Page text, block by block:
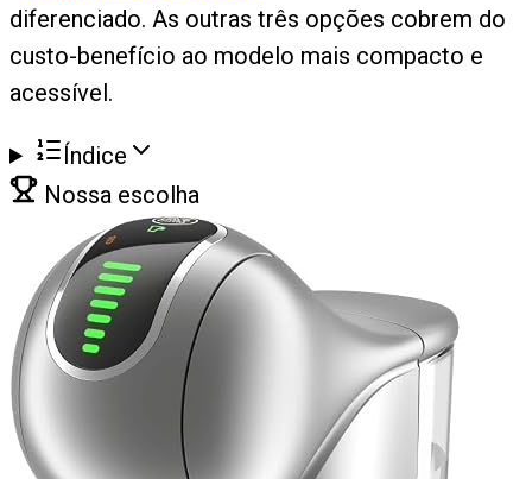
diferenciado. As outras três opções cobrem do
custo-benefício ao modelo mais compacto e
acessível.
Índice
Nossa escolha